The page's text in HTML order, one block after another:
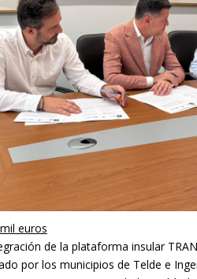
euros
de la plataforma insular
por los municipios de Telde e